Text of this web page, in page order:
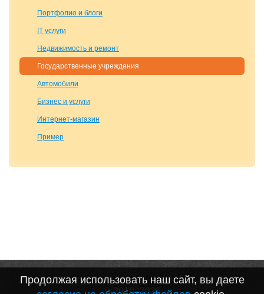
Портфолио и блоги
IT услуги
Недвижимость и ремонт
Государственные учреждения
Автомобили
Бизнес и услуги
Интернет-магазин
Пример
© 2010–2026
Продолжая использовать наш сайт, вы даете